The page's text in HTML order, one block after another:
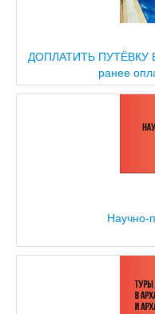
ДОПЛАТИТЬ ПУТЁВКУ
ранее
Научно-